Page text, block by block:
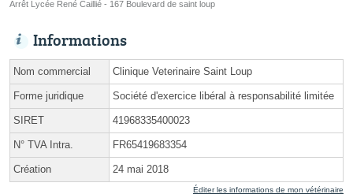
Arrêt Lycée René Caillié - 167 Boulevard de saint loup
Informations
Nom commercial Clinique Veterinaire Saint Loup
Forme juridique Société d'exercice libéral à responsabilité limitée
SIRET 41968335400023
N° TVA Intra. FR65419683354
Création 24 mai 2018
Éditer les informations de mon vétérinaire